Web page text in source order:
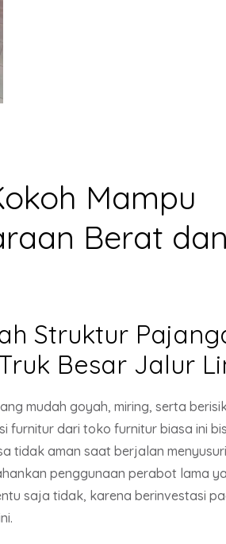
Mampu
Berat dan
Struktur
Besar Jalur
mudah goyah, miring, serta
furnitur dari toko furnitur biasa ini
tidak aman saat berjalan
penggunaan perabot lama
saja tidak, karena berinvestasi